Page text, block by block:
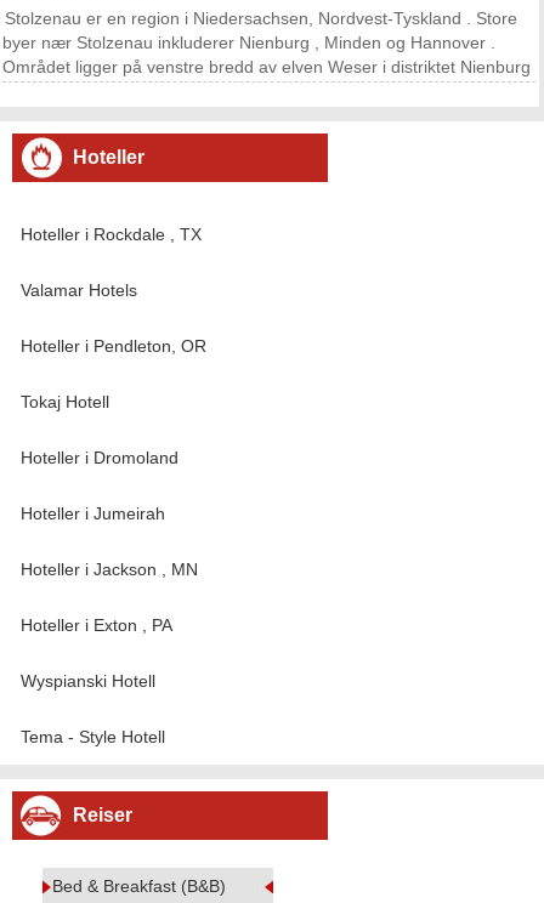
Stolzenau er en region i Niedersachsen, Nordvest-Tyskland . Store
byer nær Stolzenau inkluderer Nienburg , Minden og Hannover .
Området ligger på venstre bredd av elven Weser i distriktet Nienburg
Hoteller
Hoteller i Rockdale , TX
Valamar Hotels
Hoteller i Pendleton, OR
Tokaj Hotell
Hoteller i Dromoland
Hoteller i Jumeirah
Hoteller i Jackson , MN
Hoteller i Exton , PA
Wyspianski Hotell
Tema - Style Hotell
Reiser
Bed & Breakfast (B&B)